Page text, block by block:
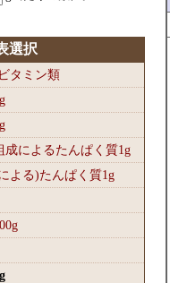
選択
タミン類
g
g
成によるたんぱく質1g
よる)たんぱく質1g
g
g